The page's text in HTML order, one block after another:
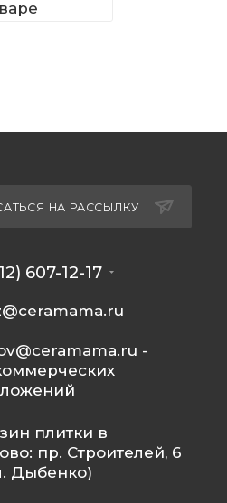
НА РАССЫЛКУ
607-12-17
-
плитки в
пр. Строителей, 6
Дыбенко)